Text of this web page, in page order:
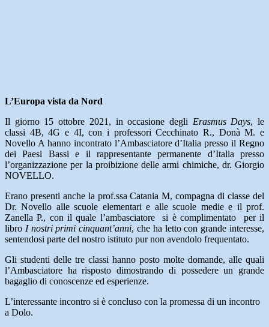
L’Europa vista da Nord
Il giorno 15 ottobre 2021, in occasione degli Erasmus Days, le
classi 4B, 4G e 4I, con i professori Cecchinato R., Donà M. e
Novello A hanno incontrato l’Ambasciatore d’Italia presso il Regno
dei Paesi Bassi e il rappresentante permanente d’Italia presso
l’organizzazione per la proibizione delle armi chimiche, dr. Giorgio
NOVELLO.
Erano presenti anche la prof.ssa Catania M, compagna di classe del
Dr. Novello alle scuole elementari e alle scuole medie e il prof.
Zanella P., con il quale l’ambasciatore si è complimentato per il
libro I nostri primi cinquant’anni, che ha letto con grande interesse,
sentendosi parte del nostro istituto pur non avendolo frequentato.
Gli studenti delle tre classi hanno posto molte domande, alle quali
l’Ambasciatore ha risposto dimostrando di possedere un grande
bagaglio di conoscenze ed esperienze.
L’interessante incontro si è concluso con la promessa di un incontro
a Dolo.